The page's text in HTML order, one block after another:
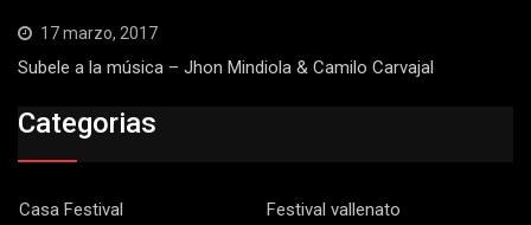
17 marzo, 2017
Subele a la música – Jhon Mindiola & Camilo Carvajal
Categorias
Casa Festival Festival vallenato